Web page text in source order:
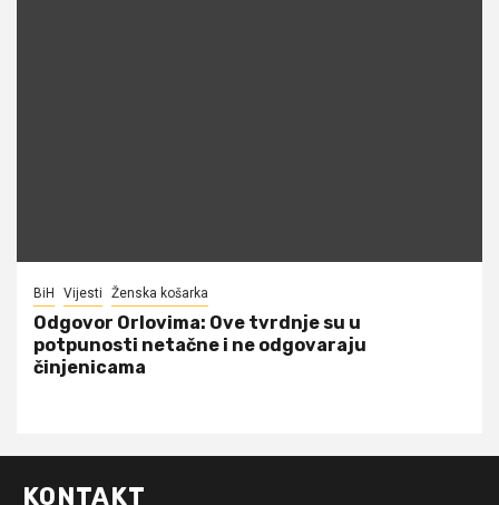
BiH Vijesti Ženska košarka
Odgovor Orlovima: ​Ove tvrdnje su u
potpunosti netačne i ne odgovaraju
činjenicama
KONTAKT